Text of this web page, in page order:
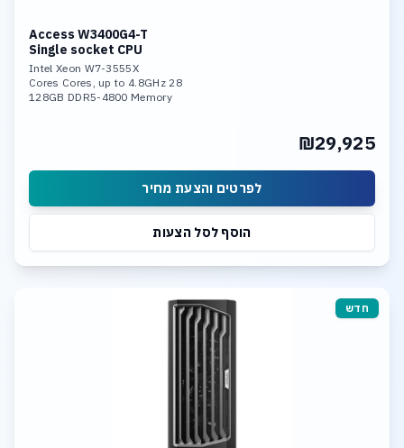
Access W3400G4-T
Single socket CPU
Intel Xeon W7-3555X
28 Cores Cores, up to 4.8GHz
128GB DDR5-4800 Memory
₪29,925
לפרטים והצעת מחיר
הוסף לסל הצעות
חדש